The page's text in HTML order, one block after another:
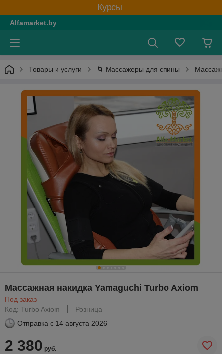
Курсы
Alfamarket.by
Товары и услуги 🌀 Массажеры для спины
Массажная накидка Yamaguchi Turbo Axiom
Под заказ
Код: Turbo Axiom
Розница
Отправка с 14 августа 2026
2 380 руб.